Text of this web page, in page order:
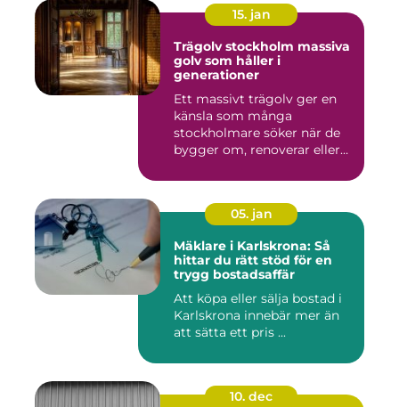
15. jan
Trägolv stockholm massiva
golv som håller i
generationer
Ett massivt trägolv ger en
känsla som många
stockholmare söker när de
bygger om, renoverar eller
05. jan
Mäklare i Karlskrona: Så
hittar du rätt stöd för en
trygg bostadsaffär
Att köpa eller sälja bostad i
Karlskrona innebär mer än
att sätta ett pris ...
10. dec